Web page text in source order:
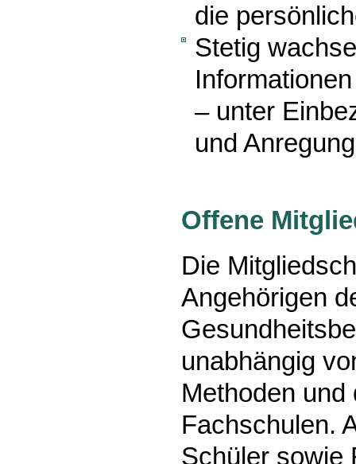
die
Stetig
– unter
und
Offene
Die
Angehörigen
unabhängig
Methoden
Fachschulen.
Schüler sowie